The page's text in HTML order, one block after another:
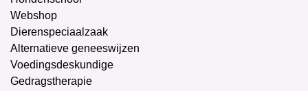
Webshop
Dierenspeciaalzaak
Alternatieve geneeswijzen
Voedingsdeskundige
Gedragstherapie